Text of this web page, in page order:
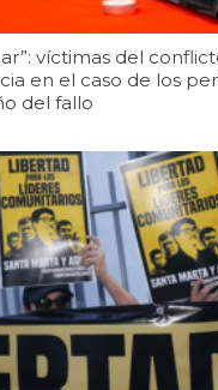
víctimas del
en el caso de los
del fallo